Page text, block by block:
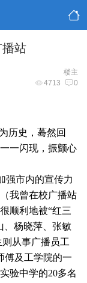
站
楼主
4713 0
历史，蓦然回
一闪现，振颤心
强市内的宣传力
我曾在校广播站
顺利地被“红三
、杨晓萍、张敏
从事广播员工
傅及工学院的一
验中学的20多名